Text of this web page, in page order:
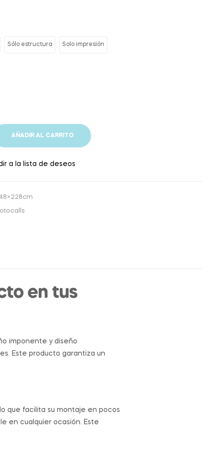
Sólo estructura Solo impresión
AÑADIR AL CARRITO
a la lista de deseos
en tus
imponente y diseño
Este producto garantiza un
que facilita su montaje en pocos
en cualquier ocasión. Este